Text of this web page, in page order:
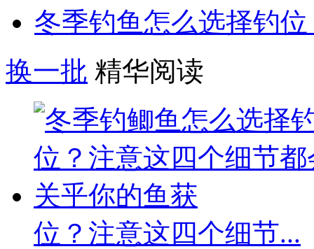
冬季钓鱼怎么选择钓
换一批 精华阅读
位？注意这四个细节...